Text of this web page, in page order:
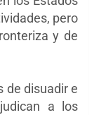
pero
y de
de disuadir e
a los